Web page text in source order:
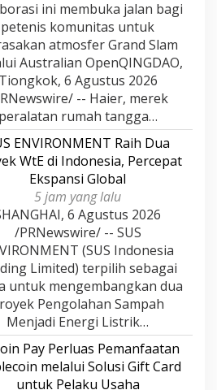
ini membuka jalan bagi
petenis komunitas untuk
atmosfer Grand Slam
Australian OpenQINGDAO,
Tiongkok, 6 Agustus 2026
-- Haier, merek
peralatan rumah tangga…
ENVIRONMENT Raih Dua
WtE di Indonesia, Percepat
Ekspansi Global
5 jam yang lalu
6 Agustus 2026
/PRNewswire/ -- SUS
(SUS Indonesia
Limited) terpilih sebagai
untuk mengembangkan dua
Pengolahan Sampah
Menjadi Energi Listrik…
Pay Perluas Pemanfaatan
melalui Solusi Gift Card
untuk Pelaku Usaha